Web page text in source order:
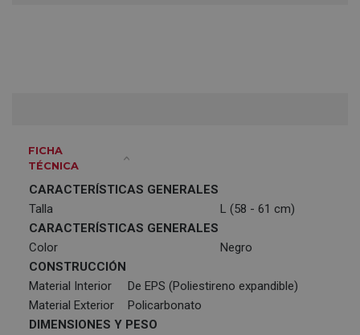
FICHA
TÉCNICA
CARACTERÍSTICAS GENERALES
Talla
L (58 - 61 cm)
CARACTERÍSTICAS GENERALES
Color
Negro
CONSTRUCCIÓN
Material Interior
De EPS (Poliestireno expandible)
Material Exterior
Policarbonato
DIMENSIONES Y PESO